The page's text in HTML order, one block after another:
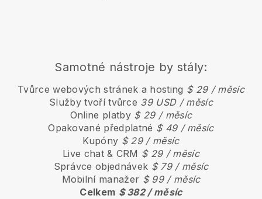
Samotné nástroje by stály:
Tvůrce webových stránek a hosting $ 29 / měsíc
Služby tvoří tvůrce 39 USD / měsíc
Online platby $ 29 / měsíc
Opakované předplatné $ 49 / měsíc
Kupóny $ 29 / měsíc
Live chat & CRM $ 29 / měsíc
Správce objednávek $ 79 / měsíc
Mobilní manažer $ 99 / měsíc
Celkem $ 382 / měsíc